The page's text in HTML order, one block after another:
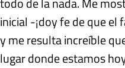
inicial -¡doy fe de que
y me resulta increíble
lugar donde estamos